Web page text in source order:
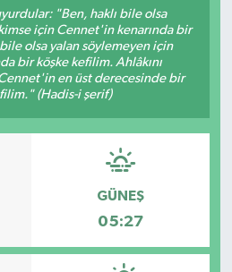
"Ben, haklı bile olsa
için Cennet'in kenarında bir
olsa yalan söylemeyen için
bir köşke kefilim. Ahlâkını
en üst derecesinde bir
(Hadis-i şerif)
GÜNEŞ
05:27